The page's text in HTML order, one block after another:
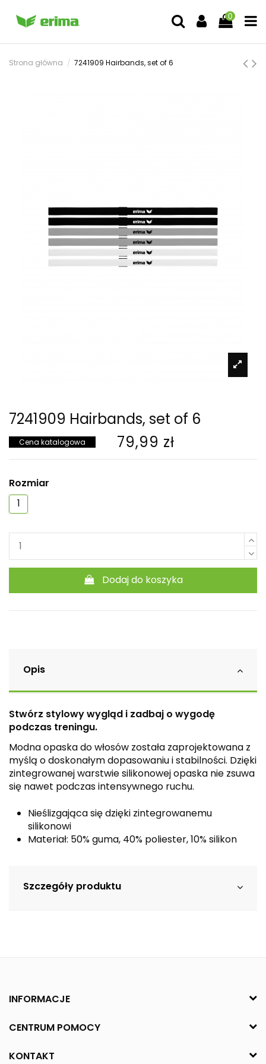
0
Strona główna 7241909 Hairbands, set of 6
7241909 Hairbands, set of 6
Cena katalogowa 79,99 zł
Rozmiar
1
Dodaj do koszyka
Opis
Stwórz stylowy wygląd i zadbaj o wygodę
podczas treningu.
Modna opaska do włosów została zaprojektowana z
myślą o doskonałym dopasowaniu i stabilności. Dzięki
zintegrowanej warstwie silikonowej opaska nie zsuwa
się nawet podczas intensywnego ruchu.
Nieślizgająca się dzięki zintegrowanemu
silikonowi
Materiał: 50% guma, 40% poliester, 10% silikon
Szczegóły produktu
INFORMACJE
CENTRUM POMOCY
KONTAKT